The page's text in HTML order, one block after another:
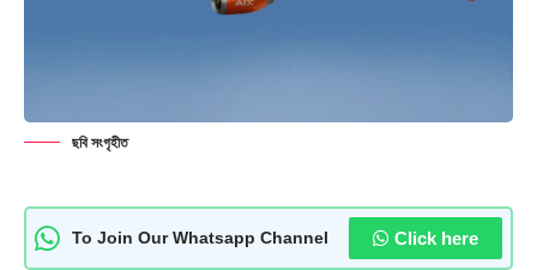
ছবি সংগৃহীত
To Join Our Whatsapp Channel Click here